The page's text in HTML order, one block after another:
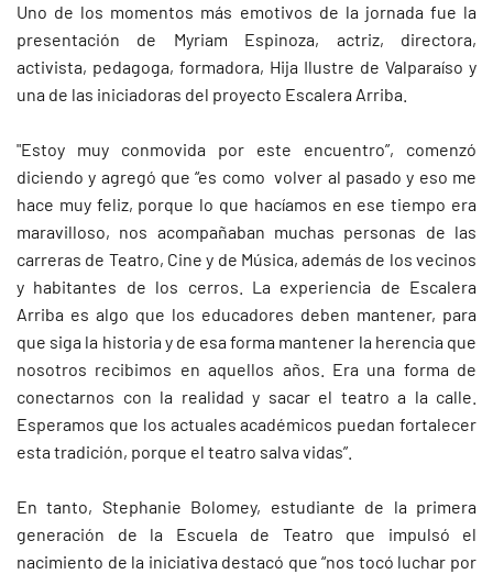
Uno de los momentos más emotivos de la jornada fue la
presentación de Myriam Espinoza, actriz, directora,
activista, pedagoga, formadora, Hija Ilustre de Valparaíso y
una de las iniciadoras del proyecto Escalera Arriba.
"Estoy muy conmovida por este encuentro”, comenzó
diciendo y agregó que “es como volver al pasado y eso me
hace muy feliz, porque lo que hacíamos en ese tiempo era
maravilloso, nos acompañaban muchas personas de las
carreras de Teatro, Cine y de Música, además de los vecinos
y habitantes de los cerros. La experiencia de Escalera
Arriba es algo que los educadores deben mantener, para
que siga la historia y de esa forma mantener la herencia que
nosotros recibimos en aquellos años. Era una forma de
conectarnos con la realidad y sacar el teatro a la calle.
Esperamos que los actuales académicos puedan fortalecer
esta tradición, porque el teatro salva vidas”.
En tanto, Stephanie Bolomey, estudiante de la primera
generación de la Escuela de Teatro que impulsó el
nacimiento de la iniciativa destacó que “nos tocó luchar por